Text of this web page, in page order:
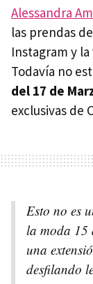
Alessandra
las prendas
Instagram y
Todavía no
del 17 de
exclusivas de
Esto no es
la moda 15
una
desfilando